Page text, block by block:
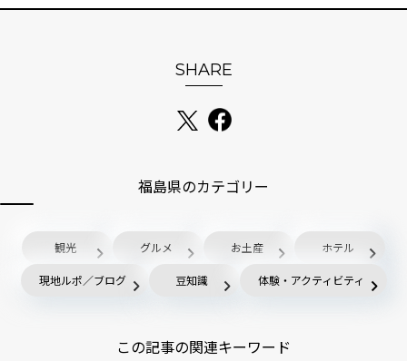
SHARE
福島県のカテゴリー
観光 グルメ お土産 ホテル
現地ルポ／ブログ 豆知識 体験・アクティビティ
この記事の関連キーワード